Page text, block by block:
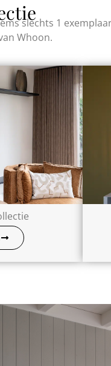
slechts 1
Whoon.